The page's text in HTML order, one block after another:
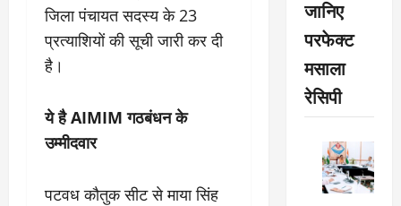
जिला पंचायत सदस्य के 23
प्रत्याशियों की सूची जारी कर दी
है।
ये है AIMIM गठबंधन के
उम्मीदवार
पटवध कौतुक सीट से माया सिंह
जानिए
परफेक्ट
मसाला
रेसिपी